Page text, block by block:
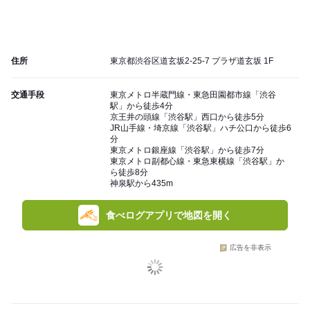
住所 東京都渋谷区道玄坂2-25-7 プラザ道玄坂 1F
交通手段
東京メトロ半蔵門線・東急田園都市線「渋谷
駅」から徒歩4分
京王井の頭線「渋谷駅」西口から徒歩5分
JR山手線・埼京線「渋谷駅」ハチ公口から徒歩6
分
東京メトロ銀座線「渋谷駅」から徒歩7分
東京メトロ副都心線・東急東横線「渋谷駅」か
ら徒歩8分
神泉駅から435m
食べログアプリで地図を開く
広告を非表示